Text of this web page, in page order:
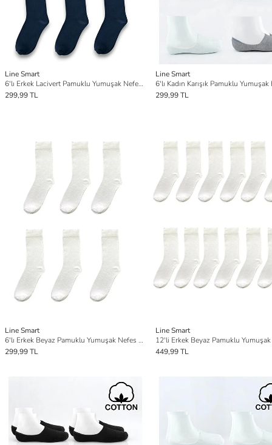
Line Smart
6'lı Erkek Lacivert Pamuklu Yumuşak Nefes Alabilen Dayanıklı Soket Çorap
299,99 TL
Line Smart
299,99 TL
Line Smart
6'lı Erkek Beyaz Pamuklu Yumuşak Nefes Alabilen Dayanıklı Soket Çorap
299,99 TL
Line Smart
449,99 TL